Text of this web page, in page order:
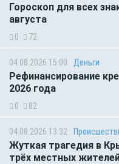
Гороскоп для всех
августа
0 72
04.08.2026 15:00 Деньги
Рефинансирование
2026 года
0 82
04.08.2026 13:32
Жуткая трагедия в
трёх местных